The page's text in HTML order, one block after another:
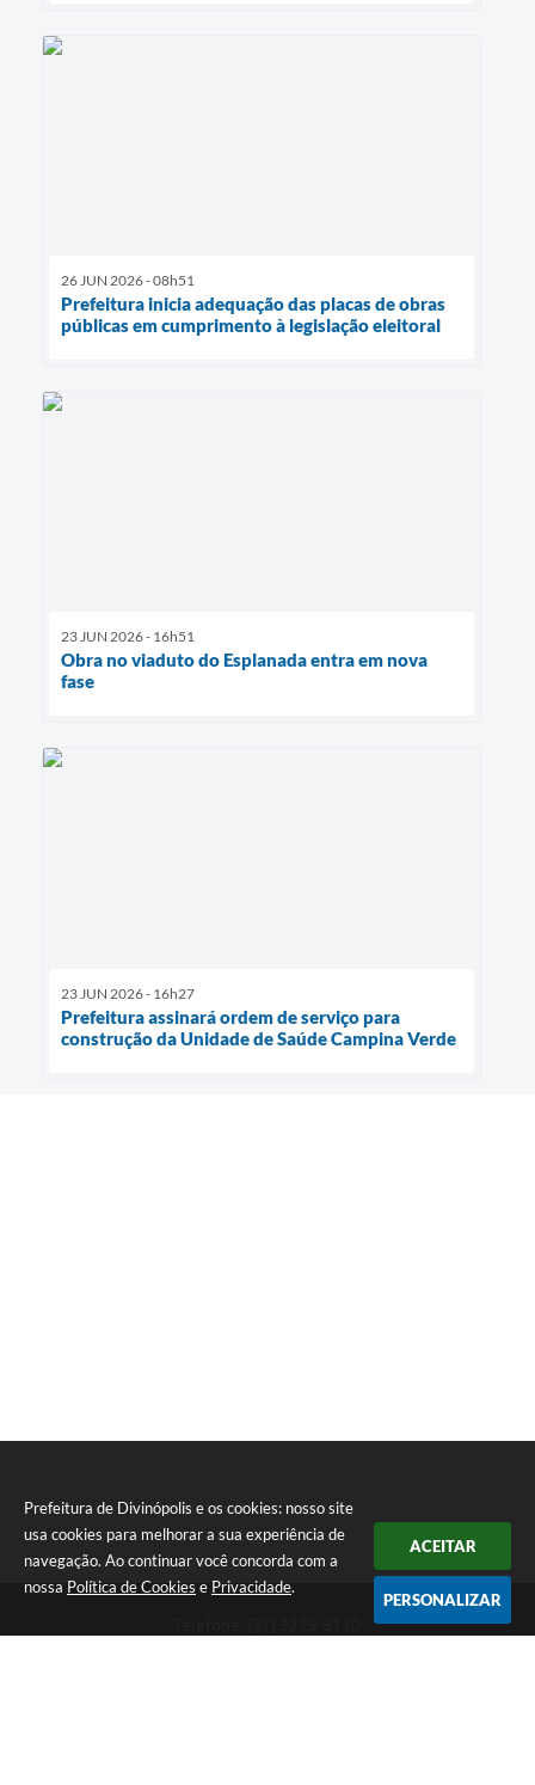
Prefeitura de Divinópolis e os cookies: nosso site
usa cookies para melhorar a sua experiência de
navegação. Ao continuar você concorda com a
nossa Política de Cookies e Privacidade.
ACEITAR
PERSONALIZAR
26 JUN 2026 - 08h51
Prefeitura inicia adequação das placas de obras
públicas em cumprimento à legislação eleitoral
23 JUN 2026 - 16h51
Obra no viaduto do Esplanada entra em nova
fase
23 JUN 2026 - 16h27
Prefeitura assinará ordem de serviço para
construção da Unidade de Saúde Campina Verde